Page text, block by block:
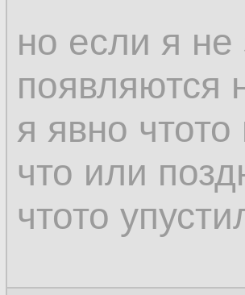
но если я не
появляются
я явно
что или
чтото